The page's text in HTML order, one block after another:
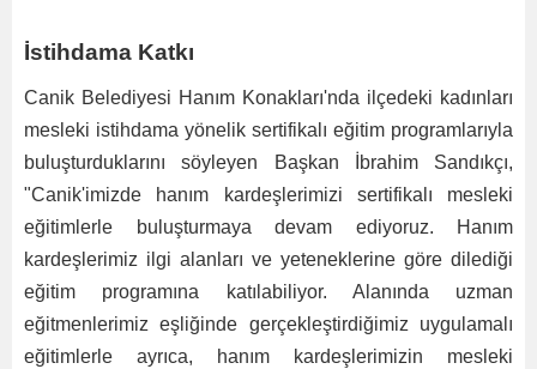
İstihdama Katkı
Canik Belediyesi Hanım Konakları'nda ilçedeki kadınları
mesleki istihdama yönelik sertifikalı eğitim programlarıyla
buluşturduklarını söyleyen Başkan İbrahim Sandıkçı,
"Canik'imizde hanım kardeşlerimizi sertifikalı mesleki
eğitimlerle buluşturmaya devam ediyoruz. Hanım
kardeşlerimiz ilgi alanları ve yeteneklerine göre dilediği
eğitim programına katılabiliyor. Alanında uzman
eğitmenlerimiz eşliğinde gerçekleştirdiğimiz uygulamalı
eğitimlerle ayrıca, hanım kardeşlerimizin mesleki